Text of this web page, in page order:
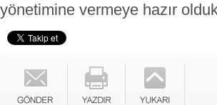
yönetimine vermeye hazır